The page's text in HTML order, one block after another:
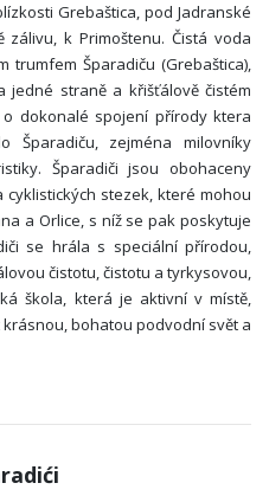
Grebaštica, pod Jadranské
k Primoštenu. Čistá voda
trumfem Šparadiču (Grebaštica),
jedné straně a křišťálově čistém
dokonalé spojení přírody ktera
Šparadiču, zejména milovníky
Šparadiči jsou obohaceny
stezek, které mohou
a Orlice, s níž se pak poskytuje
se hrála s speciální přírodou,
čistotu, čistotu a tyrkysovou,
škola, která je aktivní v místě,
bohatou podvodní svět a